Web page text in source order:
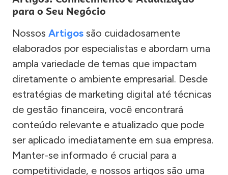
para o Seu Negócio
Nossos Artigos são cuidadosamente
elaborados por especialistas e abordam uma
ampla variedade de temas que impactam
diretamente o ambiente empresarial. Desde
estratégias de marketing digital até técnicas
de gestão financeira, você encontrará
conteúdo relevante e atualizado que pode
ser aplicado imediatamente em sua empresa.
Manter-se informado é crucial para a
competitividade, e nossos artigos são uma